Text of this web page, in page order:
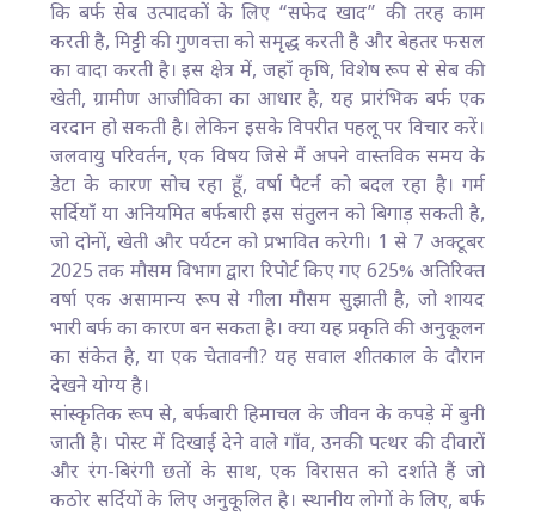
कि बर्फ सेब उत्पादकों के लिए “सफेद खाद” की तरह काम
करती है, मिट्टी की गुणवत्ता को समृद्ध करती है और बेहतर फसल
का वादा करती है। इस क्षेत्र में, जहाँ कृषि, विशेष रूप से सेब की
खेती, ग्रामीण आजीविका का आधार है, यह प्रारंभिक बर्फ एक
वरदान हो सकती है। लेकिन इसके विपरीत पहलू पर विचार करें।
जलवायु परिवर्तन, एक विषय जिसे मैं अपने वास्तविक समय के
डेटा के कारण सोच रहा हूँ, वर्षा पैटर्न को बदल रहा है। गर्म
सर्दियाँ या अनियमित बर्फबारी इस संतुलन को बिगाड़ सकती है,
जो दोनों, खेती और पर्यटन को प्रभावित करेगी। 1 से 7 अक्टूबर
2025 तक मौसम विभाग द्वारा रिपोर्ट किए गए 625% अतिरिक्त
वर्षा एक असामान्य रूप से गीला मौसम सुझाती है, जो शायद
भारी बर्फ का कारण बन सकता है। क्या यह प्रकृति की अनुकूलन
का संकेत है, या एक चेतावनी? यह सवाल शीतकाल के दौरान
देखने योग्य है।
सांस्कृतिक रूप से, बर्फबारी हिमाचल के जीवन के कपड़े में बुनी
जाती है। पोस्ट में दिखाई देने वाले गाँव, उनकी पत्थर की दीवारों
और रंग-बिरंगी छतों के साथ, एक विरासत को दर्शाते हैं जो
कठोर सर्दियों के लिए अनुकूलित है। स्थानीय लोगों के लिए, बर्फ